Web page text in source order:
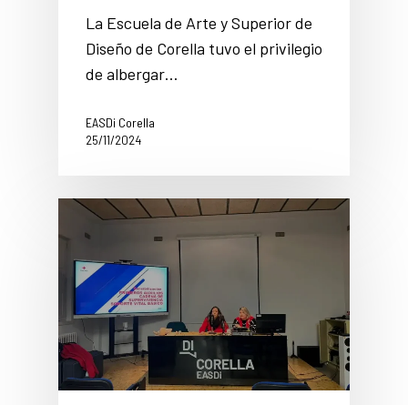
La Escuela de Arte y Superior de
Diseño de Corella tuvo el privilegio
de albergar…
EASDi Corella
25/11/2024